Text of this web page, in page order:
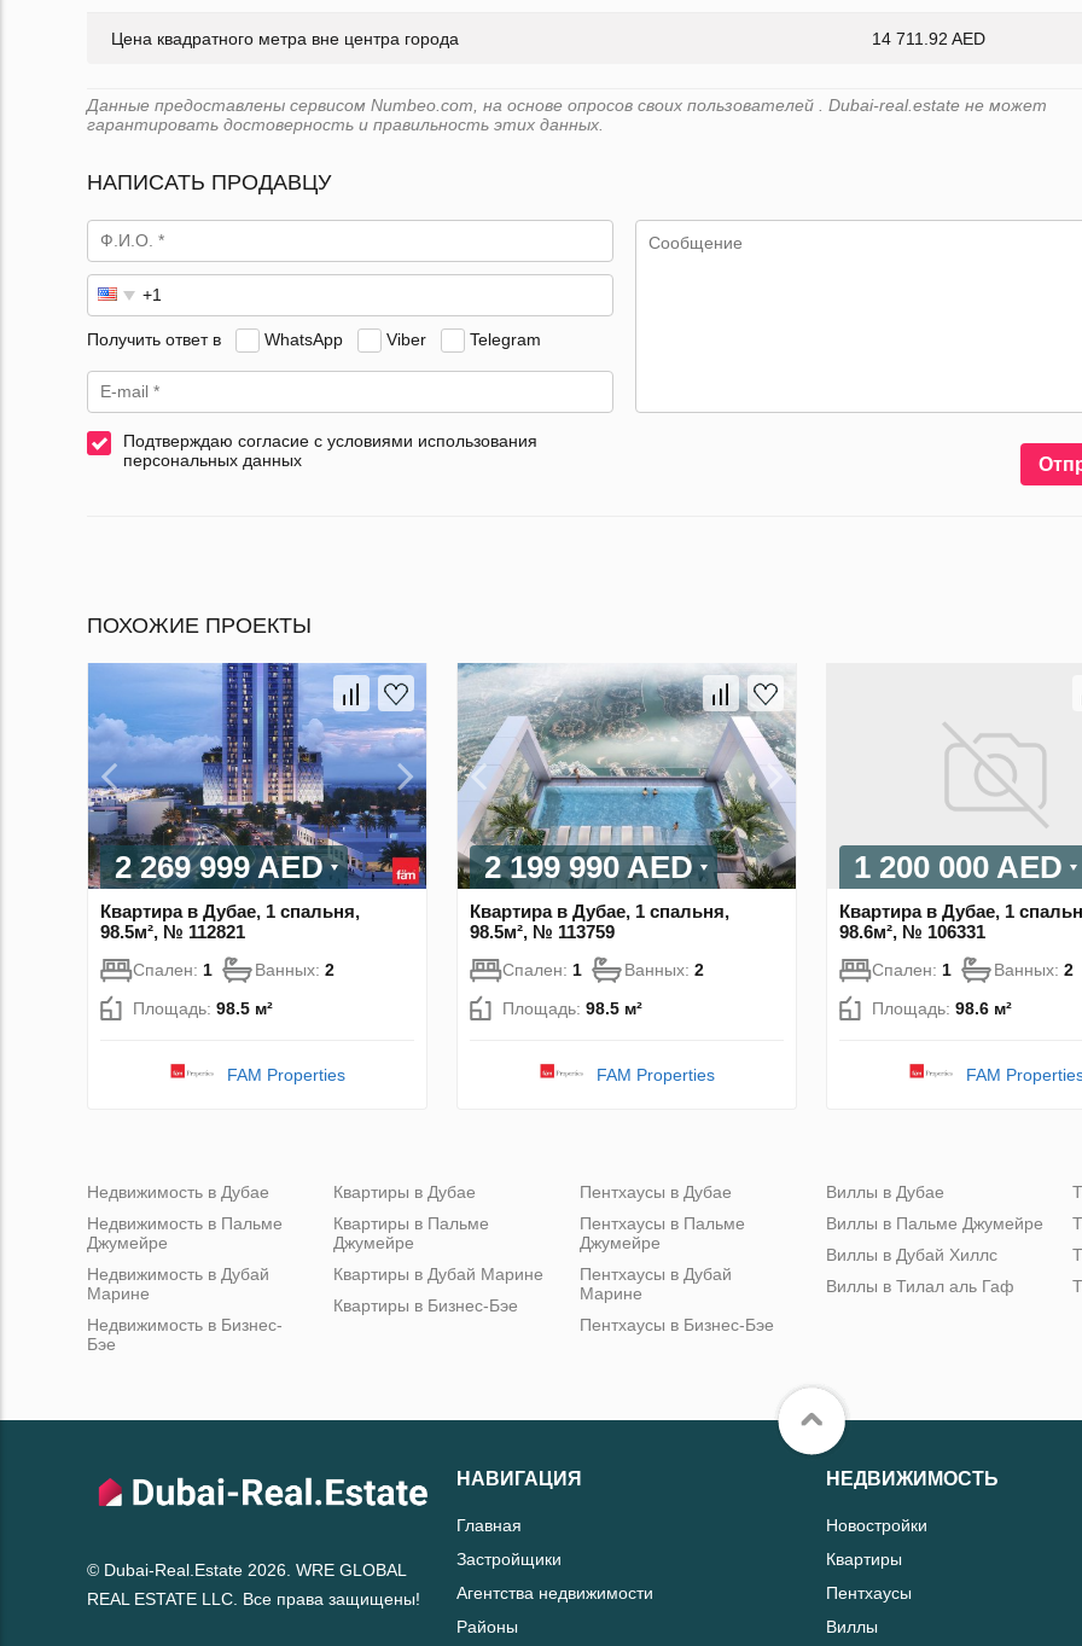
Цена квадратного метра вне центра города 14 711.92 AED
Данные предоставлены сервисом Numbeo.com, на основе опросов своих пользователей . Dubai-real.estate не может
гарантировать достоверность и правильность этих данных.
НАПИСАТЬ ПРОДАВЦУ
Получить ответ в WhatsApp Viber Telegram
Подтверждаю согласие с условиями использования
персональных данных
ПОХОЖИЕ ПРОЕКТЫ
2 269 999 AED
Квартира в Дубае, 1 спальня,
98.5м², № 112821
Спален: 1 Ванных: 2
Площадь: 98.5 м²
FAM Properties
2 199 990 AED
Квартира в Дубае, 1 спальня,
98.5м², № 113759
Спален: 1 Ванных: 2
Площадь: 98.5 м²
FAM Properties
1 200 000 AED
Квартира в Дубае, 1
98.6м², № 106331
Спален: 1 Ванных: 2
Площадь: 98.6 м²
FAM
Недвижимость в Дубае
Недвижимость в Пальме
Джумейре
Недвижимость в Дубай
Марине
Недвижимость в Бизнес-
Бэе
Квартиры в Дубае
Квартиры в Пальме
Джумейре
Квартиры в Дубай Марине
Квартиры в Бизнес-Бэе
Пентхаусы в Дубае
Пентхаусы в Пальме
Джумейре
Пентхаусы в Дубай
Марине
Пентхаусы в Бизнес-Бэе
Виллы в Дубае
Виллы в Пальме Джумейре
Виллы в Дубай Хиллс
Виллы в Тилал аль Гаф
© Dubai-Real.Estate 2026. WRE GLOBAL
REAL ESTATE LLC. Все права защищены!
НАВИГАЦИЯ
Главная
Застройщики
Агентства недвижимости
Районы
НЕДВИЖИМОСТЬ
Новостройки
Квартиры
Пентхаусы
Виллы